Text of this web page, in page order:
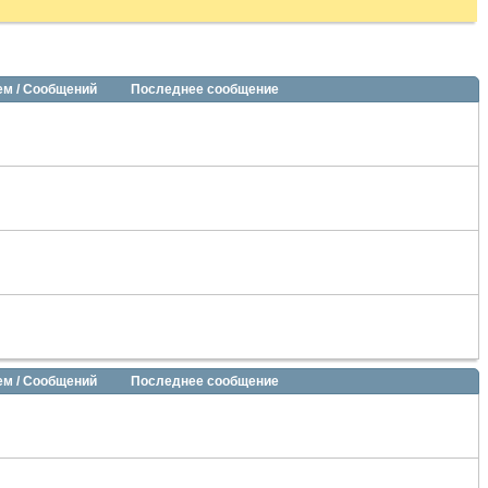
/ Сообщений Последнее сообщение
/ Сообщений Последнее сообщение